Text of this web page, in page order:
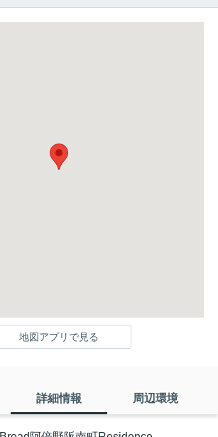
地図アプリで見る
詳細情報 周辺環境